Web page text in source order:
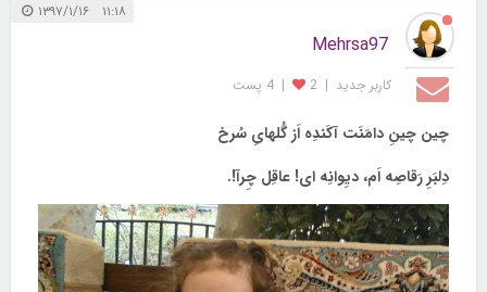
۱۱:۱۸ ۱۳۹۷/۱/۱۶
Mehrsa97
کاربر جديد |
2
| 4 پست
چین چینِ دامَنَت آکَندِه اَز گُلهایِ سُرخ
دِلبَرِ رَقاصِه اَم، دیِوانِه ای! عاقِل چِرآ!.